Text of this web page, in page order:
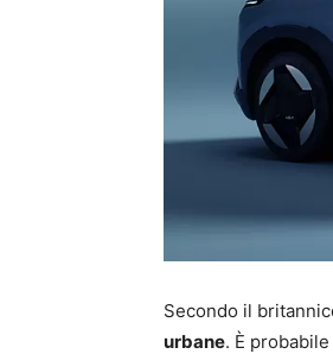
Secondo il
urbane. È